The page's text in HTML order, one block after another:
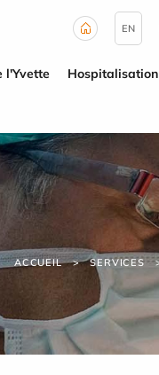
EN
l'Yvette Hospitalisation
ACCUEIL SERVICES